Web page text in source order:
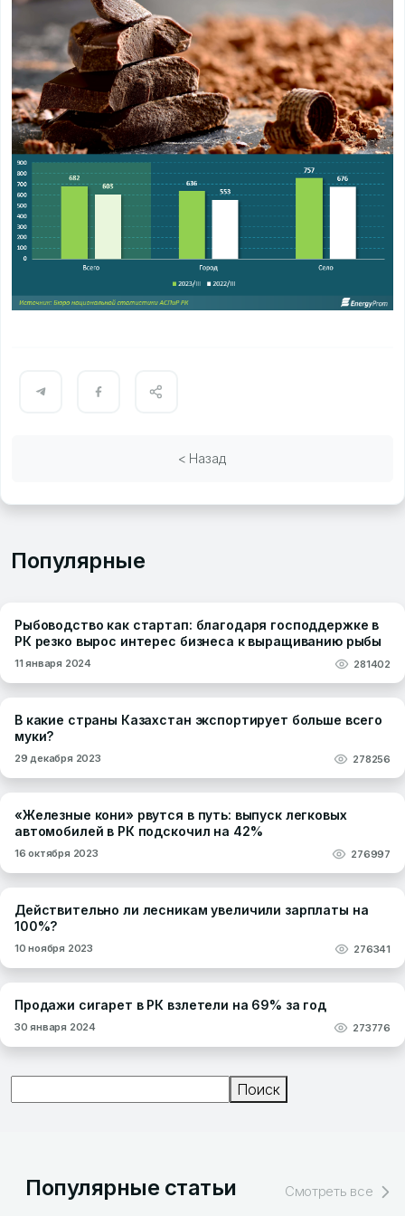
< Назад
Популярные
Рыбоводство как стартап: благодаря господдержке в
РК резко вырос интерес бизнеса к выращиванию рыбы
11 января 2024 281402
В какие страны Казахстан экспортирует больше всего
муки?
29 декабря 2023 278256
«Железные кони» рвутся в путь: выпуск легковых
автомобилей в РК подскочил на 42%
16 октября 2023 276997
Действительно ли лесникам увеличили зарплаты на
100%?
10 ноября 2023 276341
Продажи сигарет в РК взлетели на 69% за год
30 января 2024 273776
Поиск
Популярные статьи Смотреть все